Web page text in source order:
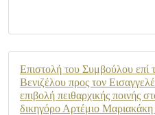
Επιστολή του Συμβούλου επί
Βενιζέλου προς τον
επιβολή πειθαρχικής ποινής
δικηγόρο Αρτέμιο